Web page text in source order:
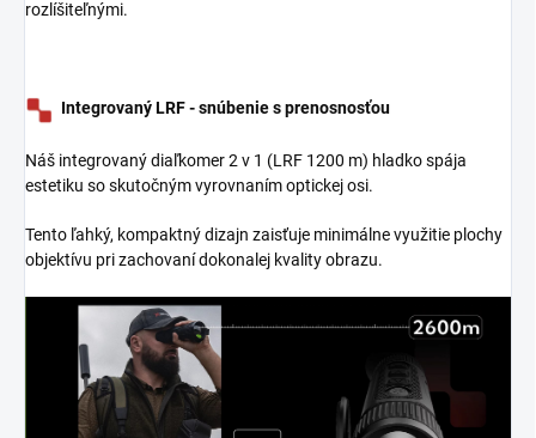
rozlíšiteľnými.
Integrovaný LRF - snúbenie s prenosnosťou
Náš integrovaný diaľkomer 2 v 1 (LRF 1200 m) hladko spája
estetiku so skutočným vyrovnaním optickej osi.
Tento ľahký, kompaktný dizajn zaisťuje minimálne využitie plochy
objektívu pri zachovaní dokonalej kvality obrazu.